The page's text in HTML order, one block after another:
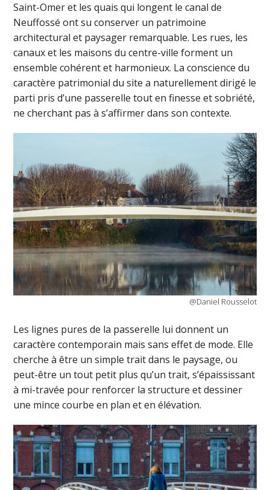
Saint-Omer et les quais qui longent le canal de
Neuffossé ont su conserver un patrimoine
architectural et paysager remarquable. Les rues, les
canaux et les maisons du centre-ville forment un
ensemble cohérent et harmonieux. La conscience du
caractère patrimonial du site a naturellement dirigé le
parti pris d’une passerelle tout en finesse et sobriété,
ne cherchant pas à s’affirmer dans son contexte.
@Daniel Rousselot
Les lignes pures de la passerelle lui donnent un
caractère contemporain mais sans effet de mode. Elle
cherche à être un simple trait dans le paysage, ou
peut-être un tout petit plus qu’un trait, s’épaississant
à mi-travée pour renforcer la structure et dessiner
une mince courbe en plan et en élévation.